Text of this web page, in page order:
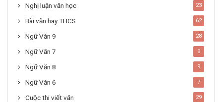
Nghị luận văn học 23
Bài văn hay THCS 62
Ngữ Văn 9 28
Ngữ Văn 7 9
Ngữ Văn 8 9
Ngữ Văn 6 7
Cuộc thi viết văn 29